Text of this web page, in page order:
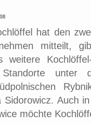
hat den
mitteilt,
weitere
unter
Sidorowicz. Auch
möchte